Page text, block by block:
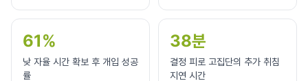
61%
낮 자율 시간 확보 후 개입 성공
률
38분
결정 피로 고집단의 추가 취침
지연 시간